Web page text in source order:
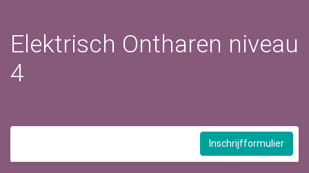
Elektrisch Ontharen niveau
4
Inschrijfformulier